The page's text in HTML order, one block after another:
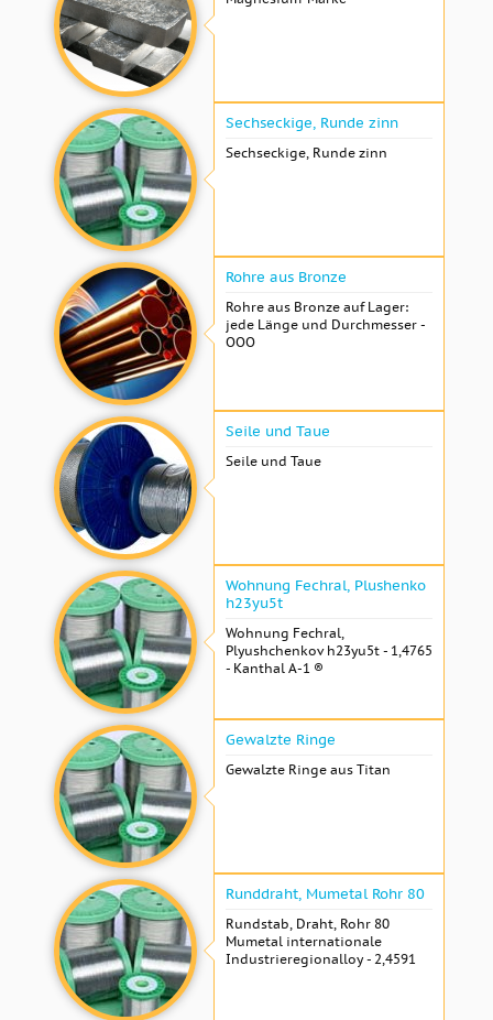
Sechseckige, Runde zinn
Sechseckige, Runde zinn
Rohre aus Bronze
Rohre aus Bronze auf Lager:
jede Länge und Durchmesser -
OOO
Seile und Taue
Seile und Taue
Wohnung Fechral, ​​Plushenko
h23yu5t
Wohnung Fechral, ​​
Plyushchenkov h23yu5t - 1,4765
- Kanthal A-1 ®
Gewalzte Ringe
Gewalzte Ringe aus Titan
Runddraht, Mumetal Rohr 80
Rundstab, Draht, Rohr 80
Mumetal internationale
Industrieregionalloy - 2,4591